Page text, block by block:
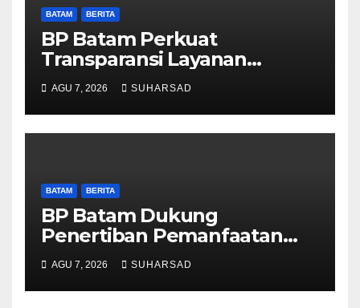
BATAM BERITA
BP Batam Perkuat
Transparansi Layanan
Pertanahan, Alokasi Tanah
Reguler Segera Hadir Melalui
LMS
AGU 7, 2026 SUHARSAD
BATAM BERITA
BP Batam Dukung
Penertiban Pemanfaatan
Ruang Laut Sesuai
Ketentuan Peraturan
Perundang-undangan
AGU 7, 2026 SUHARSAD